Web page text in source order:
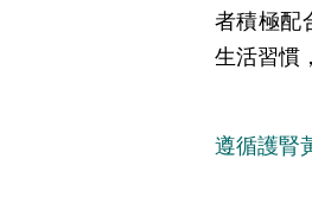
者積極配
生活習慣
遵循護腎